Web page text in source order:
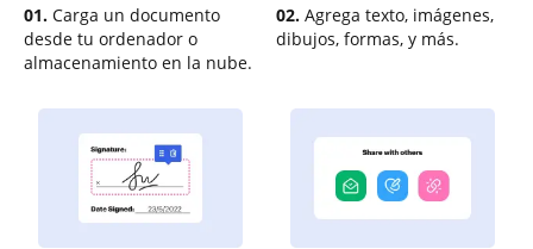
01. Carga un documento
desde tu ordenador o
almacenamiento en la nube.
02. Agrega texto, imágenes,
dibujos, formas, y más.